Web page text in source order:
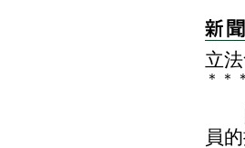
立
＊ ＊ ＊
以
員